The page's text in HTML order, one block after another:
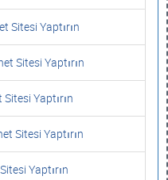
Sitesi Yaptırın
Sitesi Yaptırın
Yaptırın
Sitesi Yaptırın
Yaptırın